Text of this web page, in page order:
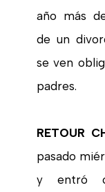
año más
de un
se ven
padres.
RETOUR
pasado
y entró